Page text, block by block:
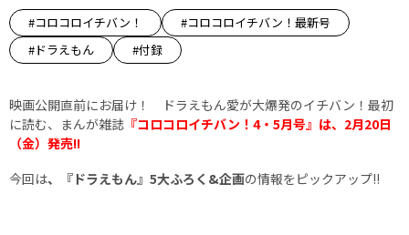
#コロコロイチバン！
#コロコロイチバン！最新号
#ドラえもん
#付録
映画公開直前にお届け！ ドラえもん愛が大爆発のイチバン！最初
に読む、まんが雑誌 『コロコロイチバン！4・5月号』は、2月20日
（金）発売!!
今回は、『ドラえもん』5大ふろく&企画の情報をピックアップ!!